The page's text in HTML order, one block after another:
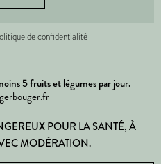
de confidentialité
5 fruits et légumes par jour.
POUR LA SANTÉ, À
MODÉRATION.